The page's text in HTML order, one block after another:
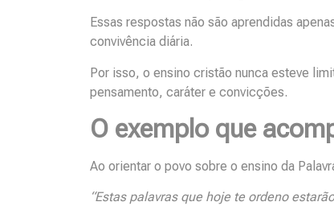
Essas respostas não são aprendidas
convivência diária.
Por isso, o ensino cristão nunca esteve
pensamento, caráter e convicções.
O exemplo que
Ao orientar o povo sobre o ensino da
“Estas palavras que hoje te ordeno